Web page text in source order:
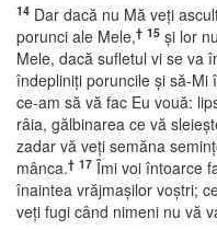
14 Dar dacă nu Mă veţi
porunci ale Mele,† 15 şi lor
Mele, dacă sufletul vi se va
îndepliniţi poruncile şi să-Mi
ce-am să vă fac Eu vouă:
râia, gălbinarea ce vă
zadar vă veţi semăna
mânca.† 17 Îmi voi întoarce
înaintea vrăjmaşilor voştri;
veţi fugi când nimeni nu vă